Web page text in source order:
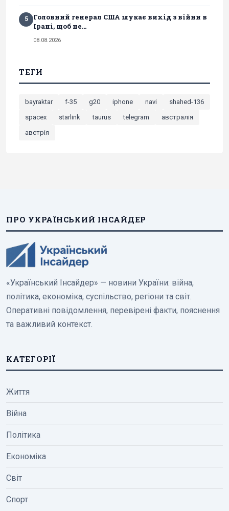
5
Головний генерал США шукає вихід з війни в
Ірані, щоб не...
08.08.2026
ТЕГИ
bayraktar f-35 g20 iphone navi
shahed-136
spacex
starlink taurus telegram
австралія
австрія
ПРО УКРАЇНСЬКИЙ ІНСАЙДЕР
«Український Інсайдер» — новини України: війна,
політика, економіка, суспільство, регіони та світ.
Оперативні повідомлення, перевірені факти, пояснення
та важливий контекст.
КАТЕГОРІЇ
Життя
Війна
Політика
Економіка
Світ
Спорт